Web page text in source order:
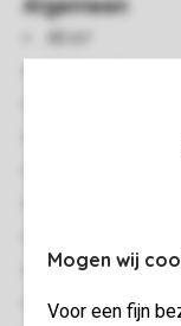
Mogen wij
Voor een fijn
Houten
Gelegen in een
Elektrische
Enkele